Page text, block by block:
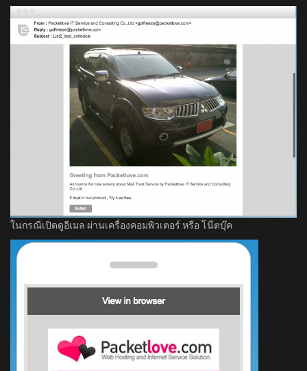
ในกรณีเปิดดูอีเมล ผ่านเครื่องคอมพิวเตอร์ หรือ โน๊ตบุ๊ค